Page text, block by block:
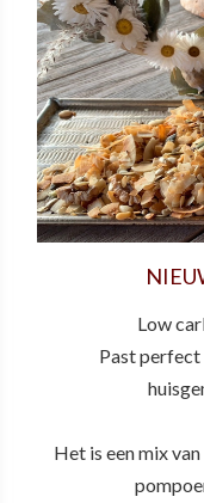
Low
Past perfect
Het is een mix